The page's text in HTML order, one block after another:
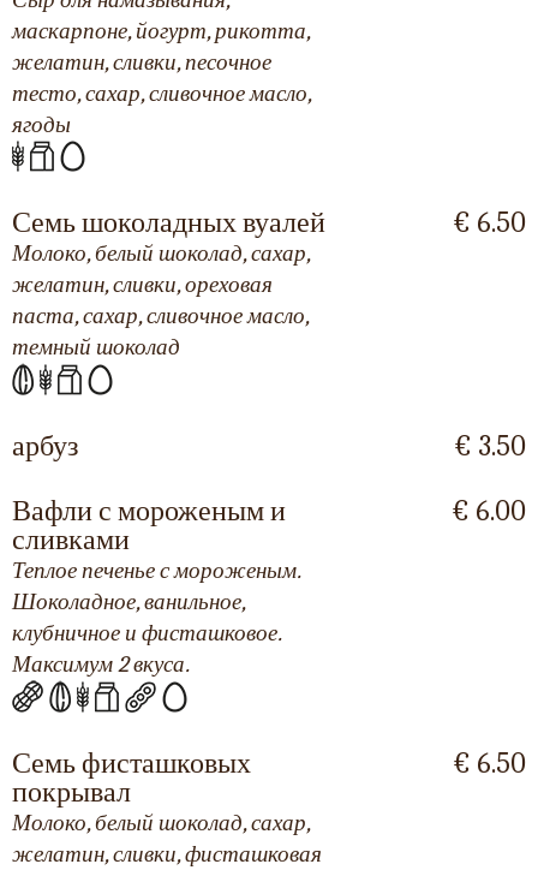
маскарпоне, йогурт, рикотта,
желатин, сливки, песочное
тесто, сахар, сливочное масло,
ягоды
Семь шоколадных вуалей
Молоко, белый шоколад, сахар,
желатин, сливки, ореховая
паста, сахар, сливочное масло,
темный шоколад
€ 6.50
арбуз
€ 3.50
Вафли с мороженым и
сливками
Теплое печенье с мороженым.
Шоколадное, ванильное,
клубничное и фисташковое.
Максимум 2 вкуса.
€ 6.00
Семь фисташковых
покрывал
Молоко, белый шоколад, сахар,
желатин, сливки, фисташковая
€ 6.50